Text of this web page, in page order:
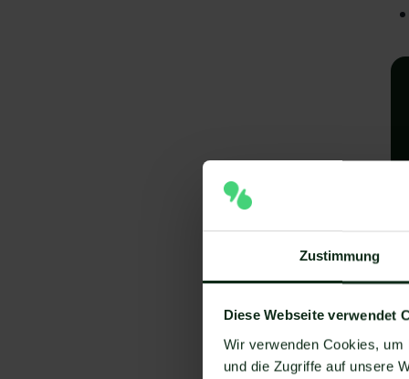
Zustimmung
Diese Webseite verwendet
Wir verwenden Cookies,
und die Zugriffe auf unsere